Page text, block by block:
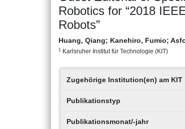
Robotics for “2018
Robots”
Huang, Qiang; Kanehiro, Fumio;
1 Karlsruher Institut für Technologie (KIT)
Zugehörige Institution(en) am KIT
Publikationstyp
Publikationsmonat/-jahr